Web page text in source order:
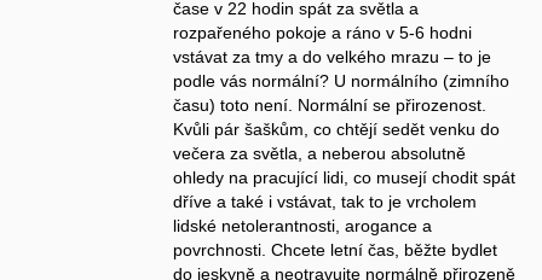
čase v 22 hodin spát za světla a
rozpařeného pokoje a ráno v 5-6 hodni
vstávat za tmy a do velkého mrazu – to je
podle vás normální? U normálního (zimního
času) toto není. Normální se přirozenost.
Kvůli pár šaškům, co chtějí sedět venku do
večera za světla, a neberou absolutně
ohledy na pracující lidi, co musejí chodit spát
dříve a také i vstávat, tak to je vrcholem
lidské netolerantnosti, arogance a
povrchnosti. Chcete letní čas, běžte bydlet
do jeskyně a neotravujte normálně přirozeně